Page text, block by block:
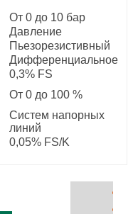
От 0 до 10 бар
Давление
Пьезорезистивный
Дифференциальное
0,3% FS
От 0 до 100 %
Систем напорных
линий
0,05% FS/K